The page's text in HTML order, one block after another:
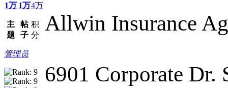
1万
主
题
1万
帖
子
4万
积
分
管理员
Allwin Insurance
6901 Corporate Dr.